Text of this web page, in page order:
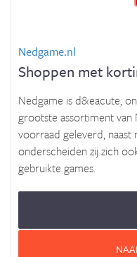
Nedgame.nl
Shoppen met
Nedgame is d&eacute;
grootste assortiment
voorraad geleverd, naast
onderscheiden zij zich
gebruikte games.